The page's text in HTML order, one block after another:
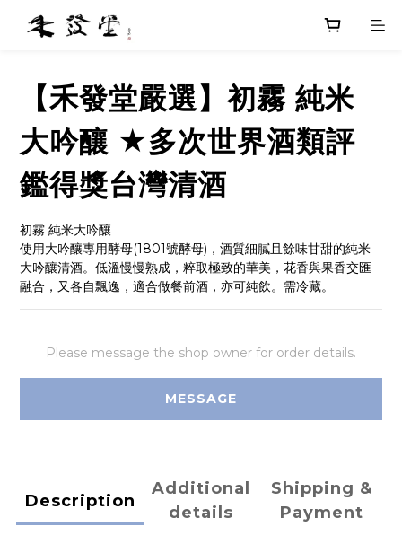
【禾發堂嚴選】初霧 純米
大吟釀 ★多次世界酒類評
鑑得獎台灣清酒
初霧 純米大吟釀
使用大吟釀專用酵母(1801號酵母)，酒質細膩且餘味甘甜的純米
大吟釀清酒。低溫慢慢熟成，粹取極致的華美，花香與果香交匯
融合，又各自飄逸，適合做餐前酒，亦可純飲。需冷藏。
Please message the shop owner for order details.
MESSAGE
Description
Additional
details
Shipping &
Payment